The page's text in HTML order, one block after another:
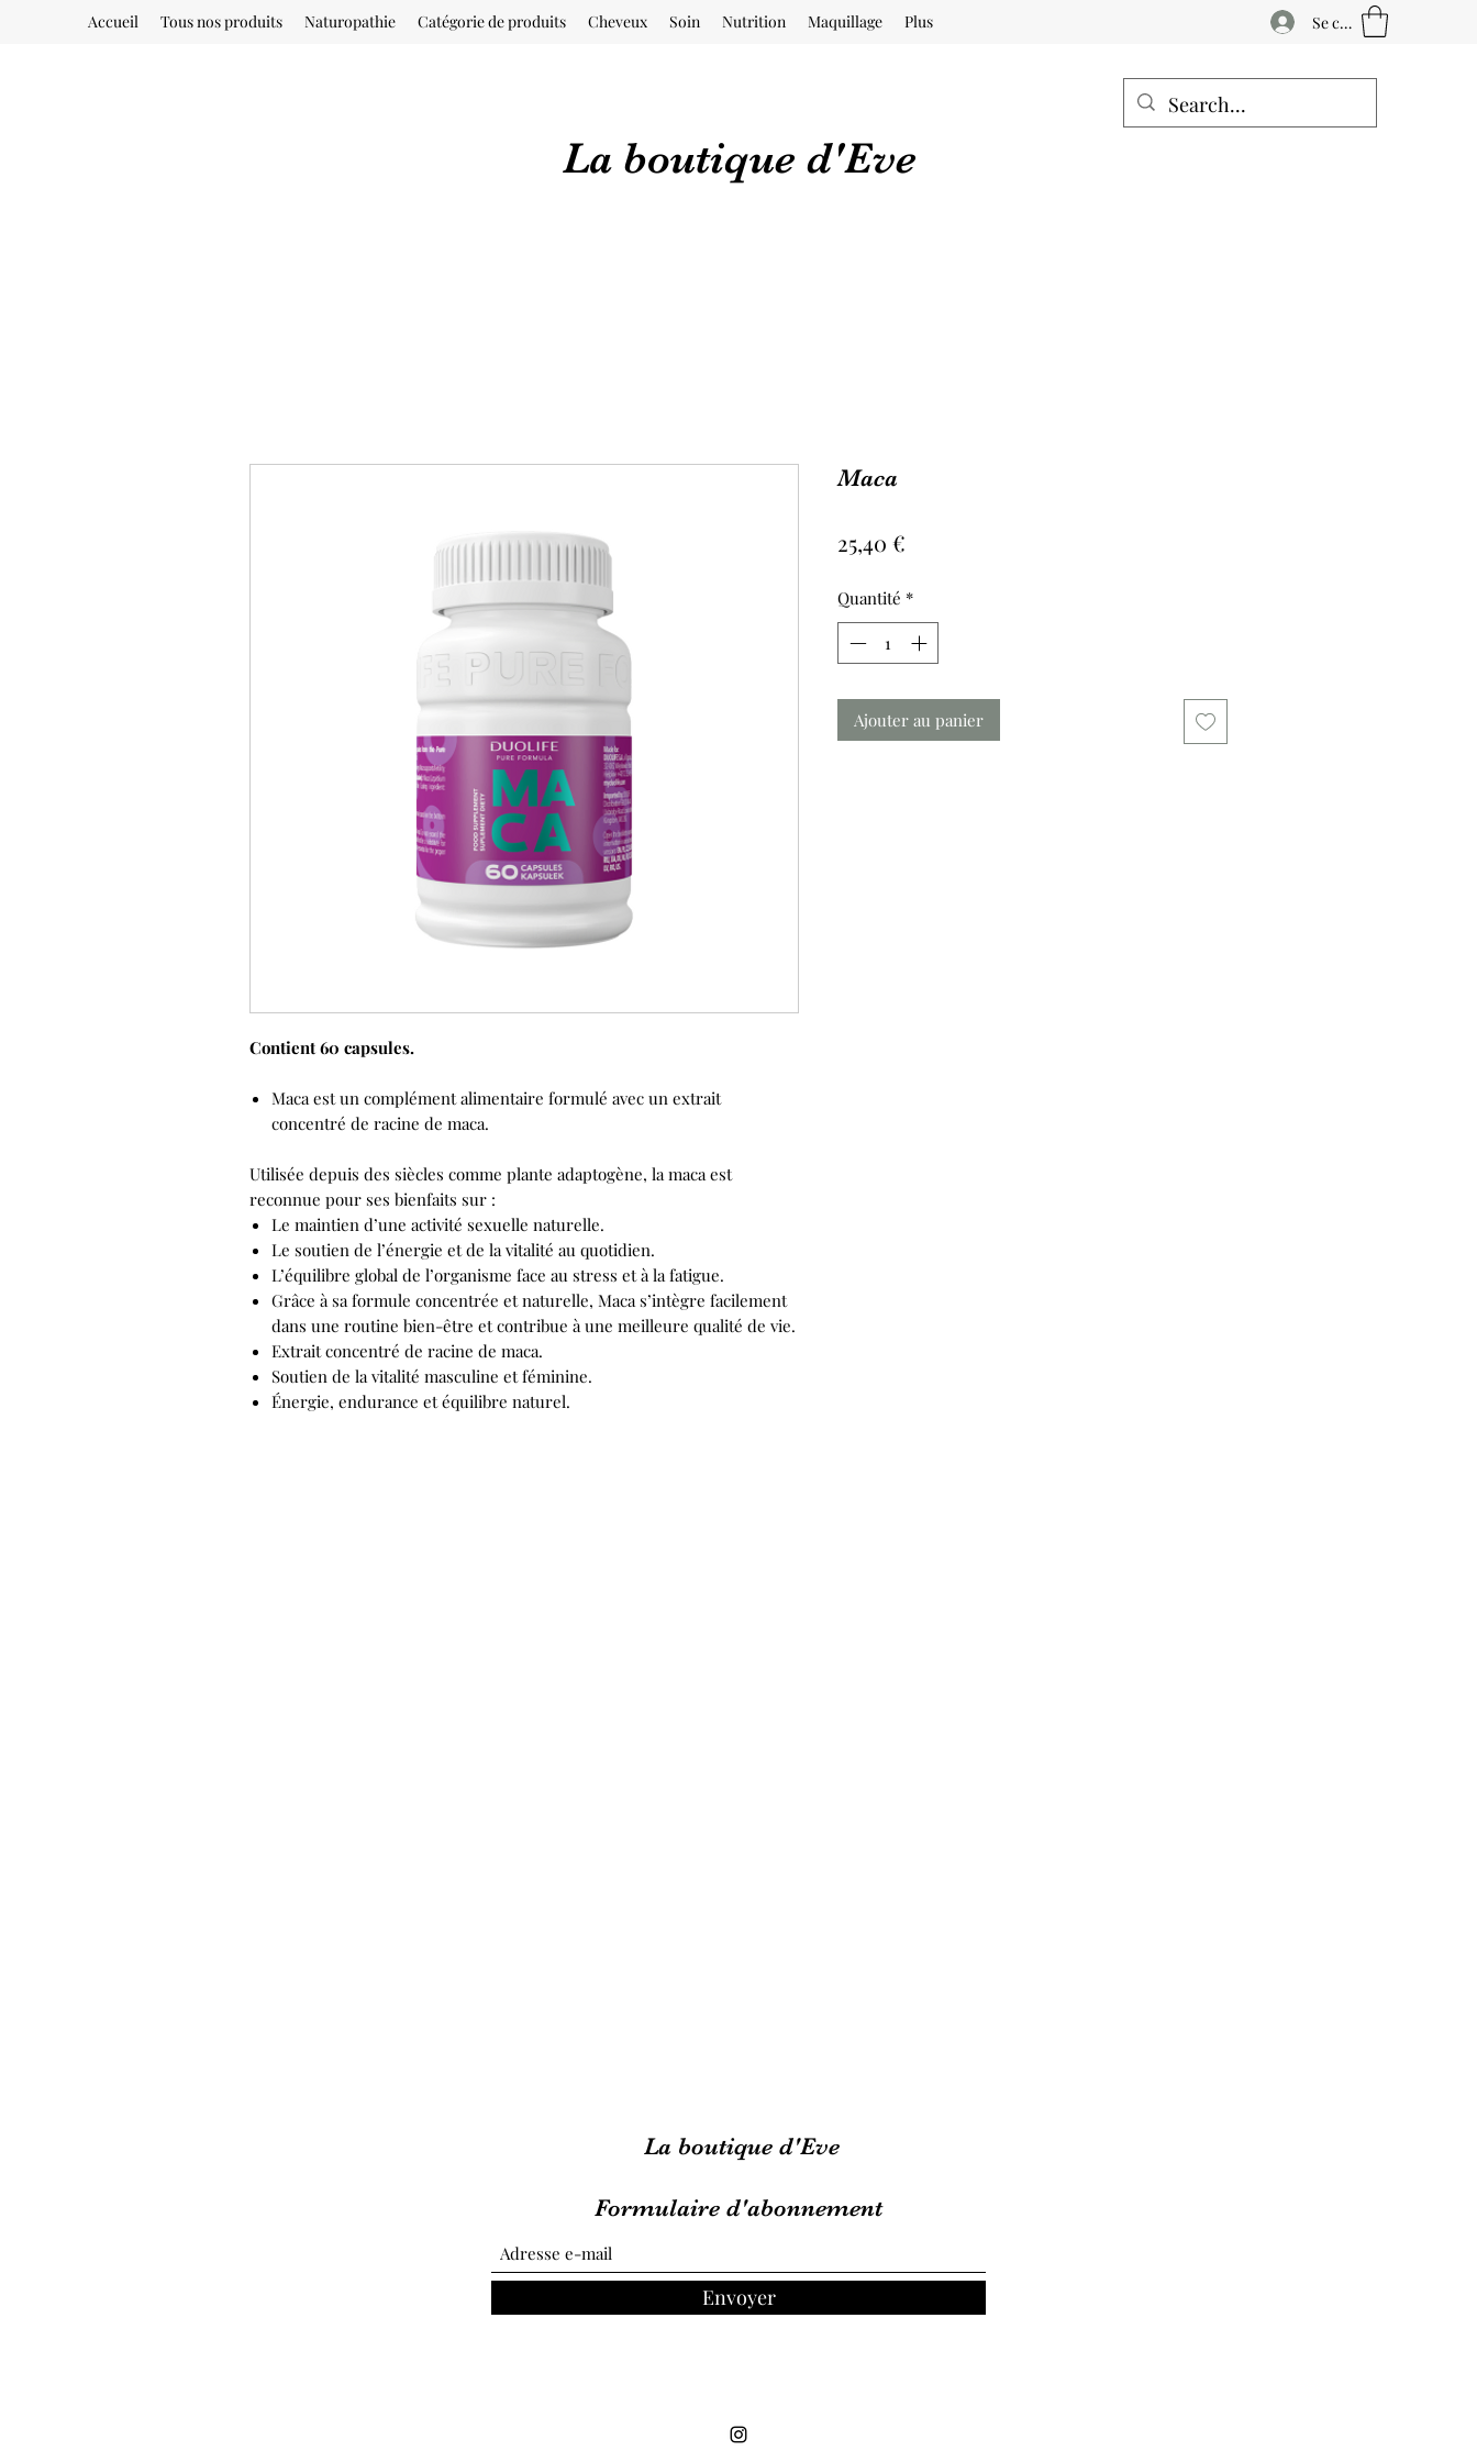
Accueil Tous nos produits Naturopathie Catégorie de produits Cheveux Soin Nutrition Maquillage Plus Se connecter
La boutique d'Eve
Contient 60 capsules.
Maca est un complément alimentaire formulé avec un extrait
concentré de racine de maca.
Utilisée depuis des siècles comme plante adaptogène, la maca est
reconnue pour ses bienfaits sur :
Le maintien d’une activité sexuelle naturelle.
Le soutien de l’énergie et de la vitalité au quotidien.
L’équilibre global de l’organisme face au stress et à la fatigue.
Grâce à sa formule concentrée et naturelle, Maca s’intègre facilement
dans une routine bien-être et contribue à une meilleure qualité de vie.
Extrait concentré de racine de maca.
Soutien de la vitalité masculine et féminine.
Énergie, endurance et équilibre naturel.
Maca
25,40 €
Quantité *
Ajouter au panier
La boutique d'Eve
Formulaire d'abonnement
Envoyer